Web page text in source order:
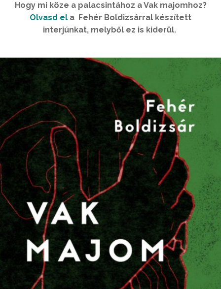
Hogy mi köze a palacsintához a Vak majomhoz?
Olvasd el a Fehér Boldizsárral készített
interjúnkat, melyből ez is kiderül.